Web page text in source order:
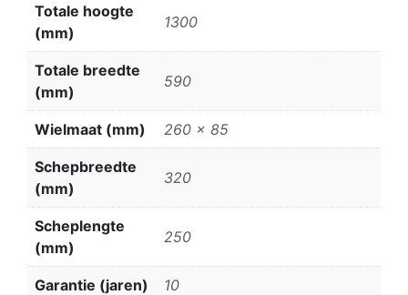
Totale hoogte
(mm)
1300
Totale breedte
(mm)
590
Wielmaat (mm) 260 x 85
Schepbreedte
(mm)
320
Scheplengte
(mm)
250
Garantie (jaren) 10